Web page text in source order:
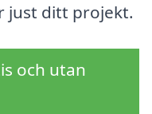
just ditt projekt.
och utan